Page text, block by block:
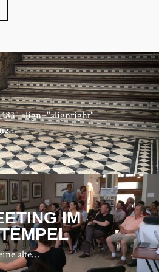
align="alignright"
IM
alte…